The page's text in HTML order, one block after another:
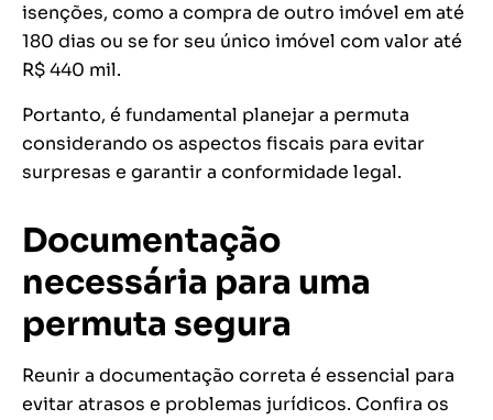
isenções, como a compra de outro imóvel em até
180 dias ou se for seu único imóvel com valor até
R$ 440 mil.
Portanto, é fundamental planejar a permuta
considerando os aspectos fiscais para evitar
surpresas e garantir a conformidade legal.
Documentação
necessária para uma
permuta segura
Reunir a documentação correta é essencial para
evitar atrasos e problemas jurídicos. Confira os